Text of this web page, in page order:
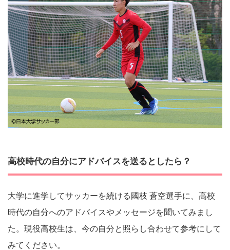
高校時代の自分にアドバイスを送るとしたら？
大学に進学してサッカーを続ける國枝 蒼空選手に、高校
時代の自分へのアドバイスやメッセージを聞いてみまし
た。現役高校生は、今の自分と照らし合わせて参考にして
みてください。